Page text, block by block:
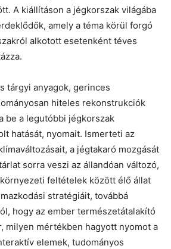
A kiállításon a jégkorszak világába
amely a téma körül forgó
alkotott esetenként téves
tárgyi anyagok, gerinces
hiteles rekonstrukciók
be a legutóbbi jégkorszak
hatását, nyomait. Ismerteti az
a jégtakaró mozgását
sorra veszi az állandóan változó,
feltételek között élő állat
stratégiáit, továbbá
hogy az ember természetátalakító
milyen mértékben hagyott nyomot a
elemek, tudományos